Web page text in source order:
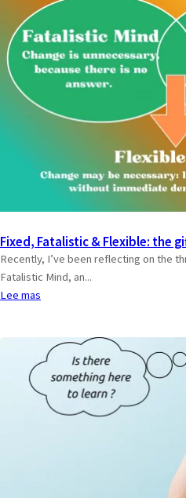
Fixed, Fatalistic & Flexible: the
Recently, I’ve been reflecting on the
Fatalistic Mind, an...
Lee mas